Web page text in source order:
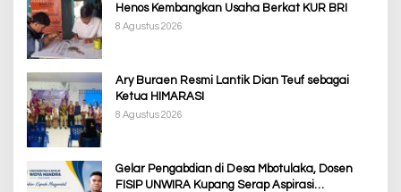
Henos Kembangkan Usaha Berkat KUR BRI
8 Agustus 2026
Ary Buraen Resmi Lantik Dian Teuf sebagai
Ketua HIMARASI
8 Agustus 2026
Gelar Pengabdian di Desa Mbotulaka, Dosen
FISIP UNWIRA Kupang Serap Aspirasi